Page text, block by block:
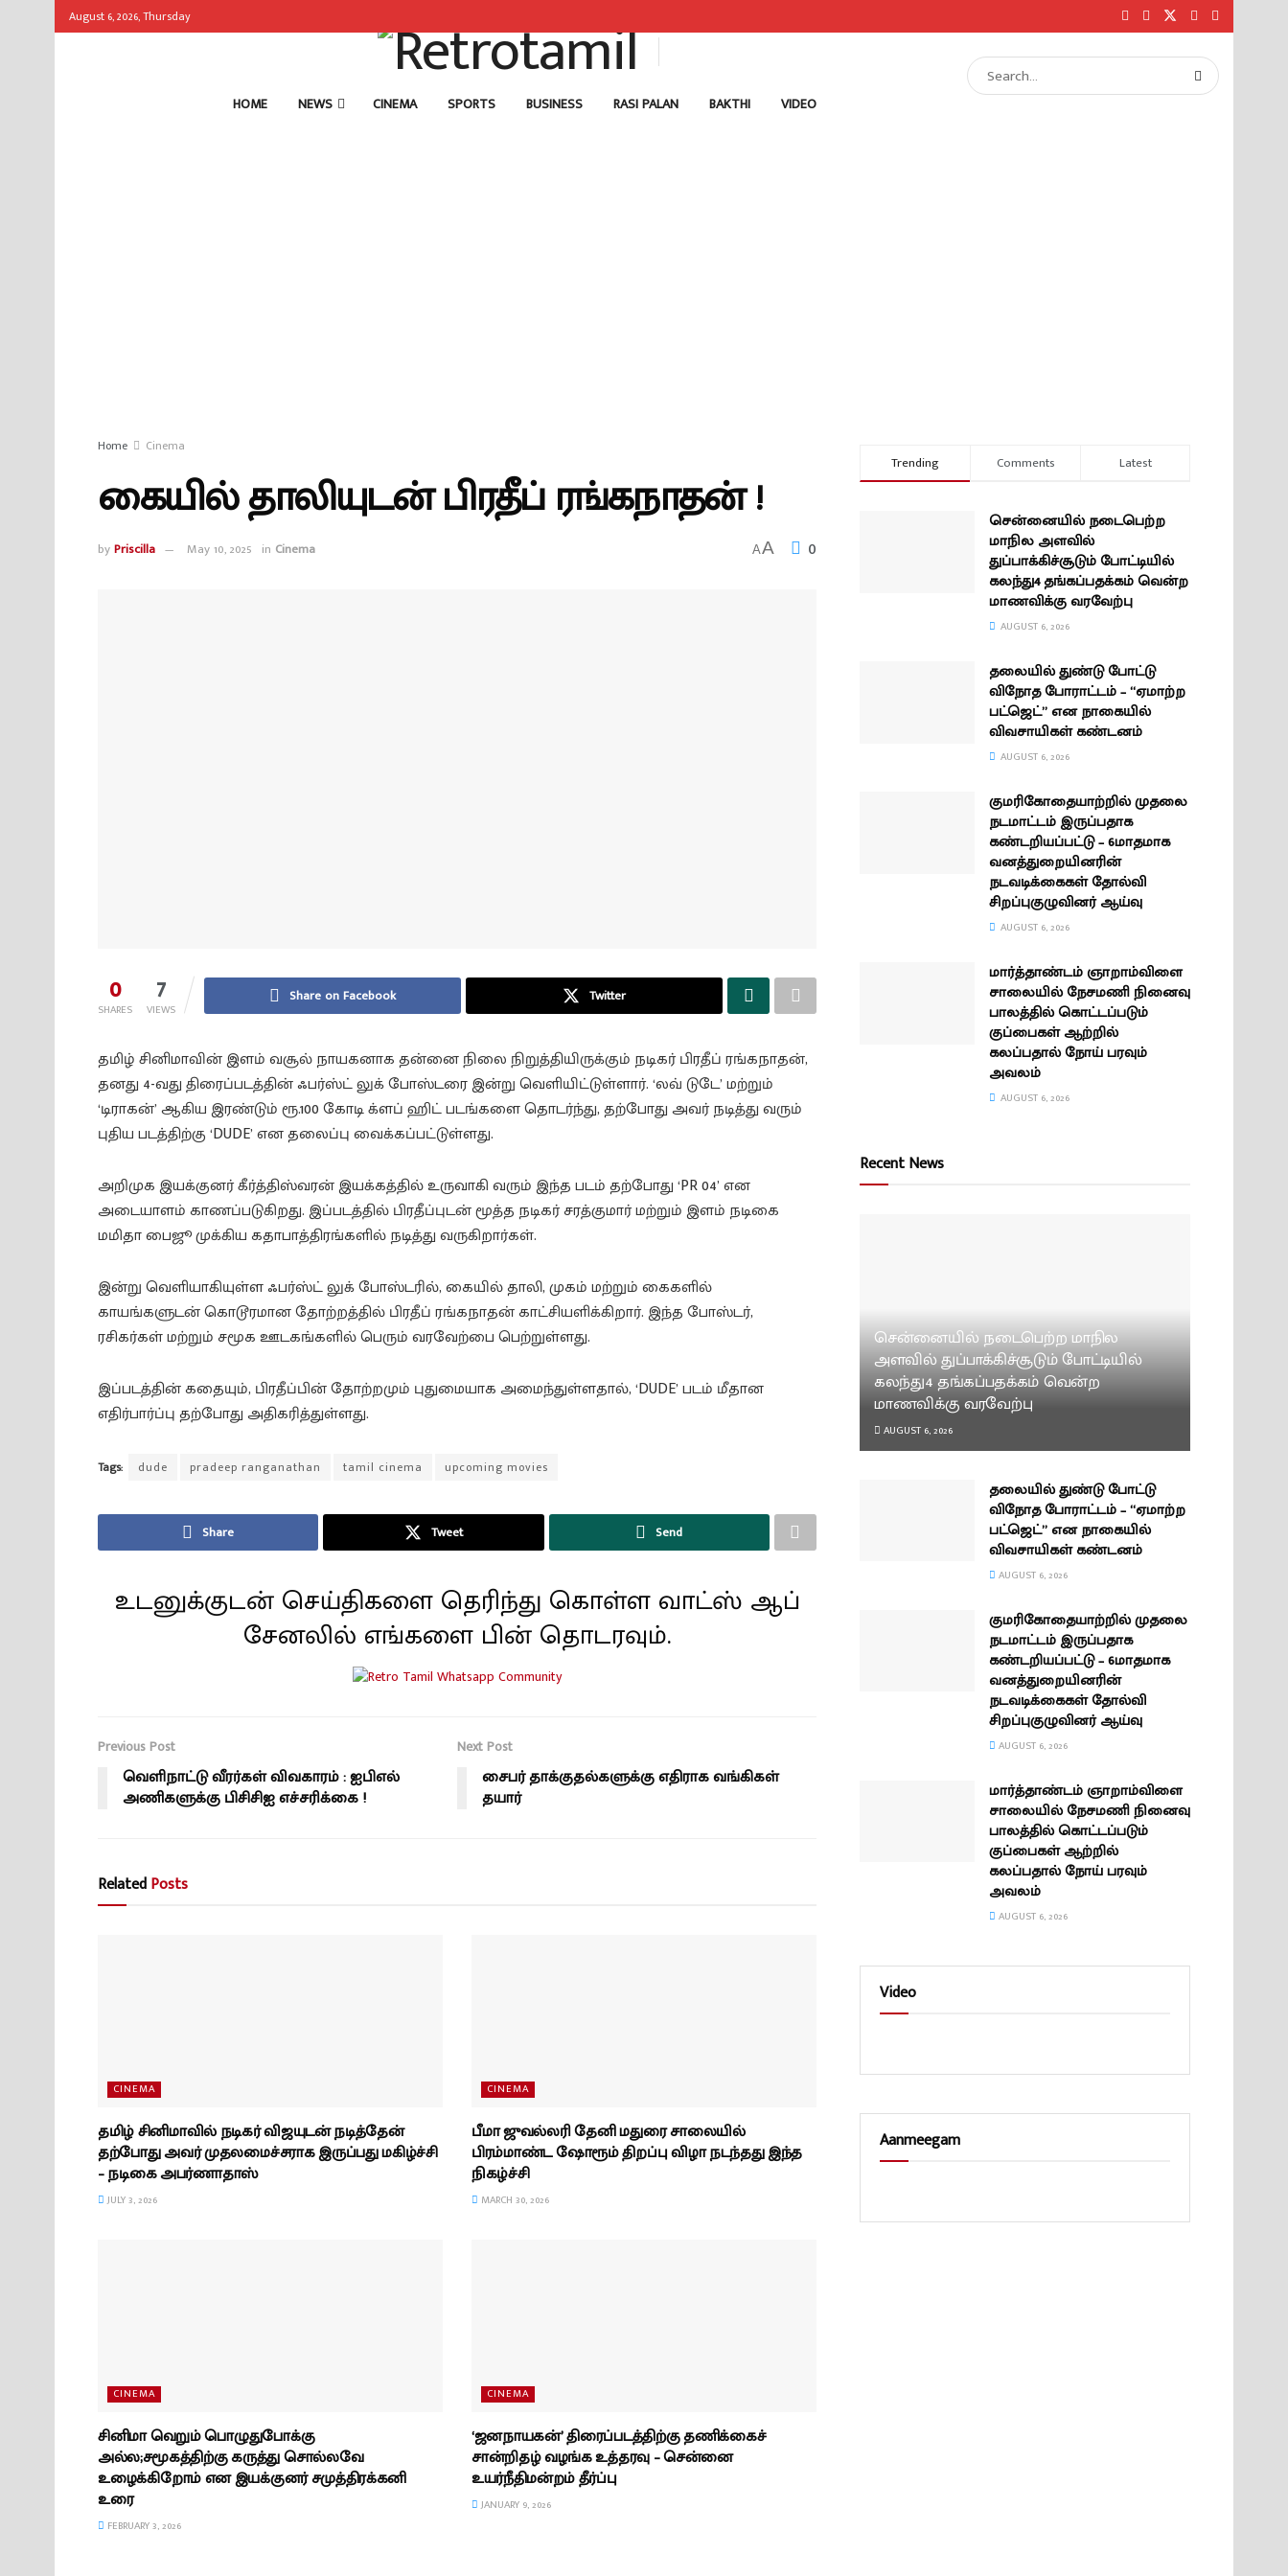
August 6, 2026, Thursday
HOME NEWS CINEMA SPORTS BUSINESS RASI PALAN BAKTHI VIDEO
Home Cinema
கையில் தாலியுடன் பிரதீப் ரங்கநாதன் !
byPriscilla May 10, 2025 in Cinema AA 0
0
SHARES 7
VIEWS
Share on Facebook Twitter
தமிழ் சினிமாவின் இளம் வசூல் நாயகனாக தன்னை நிலை நிறுத்தியிருக்கும் நடிகர் பிரதீப் ரங்கநாதன்,
தனது 4-வது திரைப்படத்தின் ஃபர்ஸ்ட் லுக் போஸ்டரை இன்று வெளியிட்டுள்ளார். ‘லவ் டுடே’ மற்றும்
‘டிராகன்’ ஆகிய இரண்டும் ரூ.100 கோடி க்ளப் ஹிட் படங்களை தொடர்ந்து, தற்போது அவர் நடித்து வரும்
புதிய படத்திற்கு ‘DUDE’ என தலைப்பு வைக்கப்பட்டுள்ளது.
அறிமுக இயக்குனர் கீர்த்திஸ்வரன் இயக்கத்தில் உருவாகி வரும் இந்த படம் தற்போது ‘PR 04’ என
அடையாளம் காணப்படுகிறது. இப்படத்தில் பிரதீப்புடன் மூத்த நடிகர் சரத்குமார் மற்றும் இளம் நடிகை
மமிதா பைஜூ முக்கிய கதாபாத்திரங்களில் நடித்து வருகிறார்கள்.
இன்று வெளியாகியுள்ள ஃபர்ஸ்ட் லுக் போஸ்டரில், கையில் தாலி, முகம் மற்றும் கைகளில்
காயங்களுடன் கொடூரமான தோற்றத்தில் பிரதீப் ரங்கநாதன் காட்சியளிக்கிறார். இந்த போஸ்டர்,
ரசிகர்கள் மற்றும் சமூக ஊடகங்களில் பெரும் வரவேற்பை பெற்றுள்ளது.
இப்படத்தின் கதையும், பிரதீப்பின் தோற்றமும் புதுமையாக அமைந்துள்ளதால், ‘DUDE’ படம் மீதான
எதிர்பார்ப்பு தற்போது அதிகரித்துள்ளது.
Tags: dude pradeep ranganathan tamil cinema upcoming movies
Share Tweet Send
உடனுக்குடன் செய்திகளை தெரிந்து கொள்ள வாட்ஸ் ஆப்
சேனலில் எங்களை பின் தொடரவும்.
Previous Post
வெளிநாட்டு வீரர்கள் விவகாரம் : ஐபிஎல்
அணிகளுக்கு பிசிசிஐ எச்சரிக்கை !
Next Post
சைபர் தாக்குதல்களுக்கு எதிராக வங்கிகள்
தயார்
RelatedPosts
CINEMA
தமிழ் சினிமாவில் நடிகர் விஜயுடன் நடித்தேன்
தற்போது அவர் முதலமைச்சராக இருப்பது மகிழ்ச்சி
– நடிகை அபர்ணாதாஸ்
JULY 3, 2026
CINEMA
பீமா ஜுவல்லரி தேனி மதுரை சாலையில்
பிரம்மாண்ட ஷோரூம் திறப்பு விழா நடந்தது இந்த
நிகழ்ச்சி
MARCH 30, 2026
CINEMA
சினிமா வெறும் பொழுதுபோக்கு
அல்ல;சமூகத்திற்கு கருத்து சொல்லவே
உழைக்கிறோம் என இயக்குனர் சமுத்திரக்கனி
உரை
FEBRUARY 3, 2026
CINEMA
‘ஜனநாயகன்’ திரைப்படத்திற்கு தணிக்கைச்
சான்றிதழ் வழங்க உத்தரவு – சென்னை
உயர்நீதிமன்றம் தீர்ப்பு
JANUARY 9, 2026
Trending Comments Latest
சென்னையில் நடைபெற்ற
மாநில அளவில்
துப்பாக்கிச்சூடும் போட்டியில்
கலந்து4 தங்கப்பதக்கம் வென்ற
மாணவிக்கு வரவேற்பு
AUGUST 6, 2026
தலையில் துண்டு போட்டு
விநோத போராட்டம் – “ஏமாற்ற
பட்ஜெட்” என நாகையில்
விவசாயிகள் கண்டனம்
AUGUST 6, 2026
குமரிகோதையாற்றில் முதலை
நடமாட்டம் இருப்பதாக
கண்டறியப்பட்டு – 6மாதமாக
வனத்துறையினரின்
நடவடிக்கைகள் தோல்வி
சிறப்புகுழுவினர் ஆய்வு
AUGUST 6, 2026
மார்த்தாண்டம் ஞாறாம்விளை
சாலையில் நேசமணி நினைவு
பாலத்தில் கொட்டப்படும்
குப்பைகள் ஆற்றில்
கலப்பதால் நோய் பரவும்
அவலம்
AUGUST 6, 2026
Recent News
சென்னையில் நடைபெற்ற மாநில
அளவில் துப்பாக்கிச்சூடும் போட்டியில்
கலந்து4 தங்கப்பதக்கம் வென்ற
மாணவிக்கு வரவேற்பு
AUGUST 6, 2026
தலையில் துண்டு போட்டு
விநோத போராட்டம் – “ஏமாற்ற
பட்ஜெட்” என நாகையில்
விவசாயிகள் கண்டனம்
AUGUST 6, 2026
குமரிகோதையாற்றில் முதலை
நடமாட்டம் இருப்பதாக
கண்டறியப்பட்டு – 6மாதமாக
வனத்துறையினரின்
நடவடிக்கைகள் தோல்வி
சிறப்புகுழுவினர் ஆய்வு
AUGUST 6, 2026
மார்த்தாண்டம் ஞாறாம்விளை
சாலையில் நேசமணி நினைவு
பாலத்தில் கொட்டப்படும்
குப்பைகள் ஆற்றில்
கலப்பதால் நோய் பரவும்
அவலம்
AUGUST 6, 2026
Video
Aanmeegam